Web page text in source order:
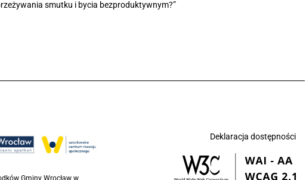
smutku i bycia bezproduktywnym?”
Gminy Wrocław w
Deklaracja dostępności